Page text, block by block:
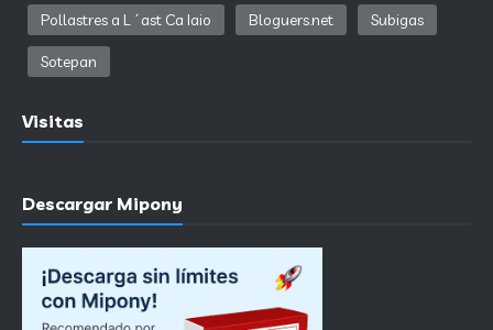
Pollastres a L´ast Ca Iaio Bloguers.net Subigas
Sotepan
Visitas
Descargar Mipony